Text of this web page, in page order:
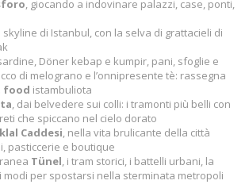
, giocando a indovinare palazzi, case, ponti,
skyline di Istanbul, con la selva di grattacieli di
Döner kebap e kumpir, pani, sfoglie e
di melograno e l’onnipresente tè: rassegna
food istambuliota
, dai belvedere sui colli: i tramonti più belli con
che spiccano nel cielo dorato
Caddesi, nella vita brulicante della città
pasticcerie e boutique
Tünel, i tram storici, i battelli urbani, la
modi per spostarsi nella sterminata metropoli